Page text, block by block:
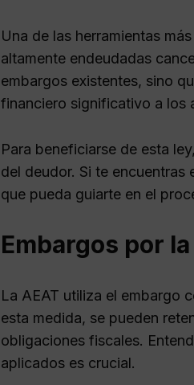
Una de las herramientas
altamente endeudadas
embargos existentes, sino
financiero significativo a los
Para beneficiarse de esta
del deudor. Si te
que pueda guiarte en el
Embargos por
La AEAT utiliza el embargo
esta medida, se pueden
obligaciones fiscales.
aplicados es crucial.